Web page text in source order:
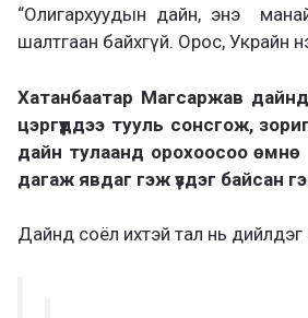
“Олигархуудын дайн, энэ
шалтгаан байхгүй. Орос, Украйн
Хатанбаатар Магсаржав
цэргүүддээ тууль сонсгож,
дайн тулаанд орохоосоо
дагаж явдаг гэж үздэг байсан
Дайнд соёл ихтэй тал нь